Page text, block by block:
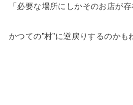
「必要な場所にしかそのお店が存
かつての”村”に逆戻りするのかも